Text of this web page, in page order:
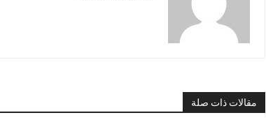
مقالات ذات صلة